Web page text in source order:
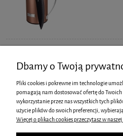
ZESTAW NOŻY KUCHENNYCH
ROSE GOLD
Dbamy o Twoją
Pliki cookies i pokrewne im technologie
pomagają nam dostosować ofertę do
wykorzystanie przez nas wszystkich tych
użycie plików do swoich preferencji,
Więcej o plikach cookies przeczytasz w